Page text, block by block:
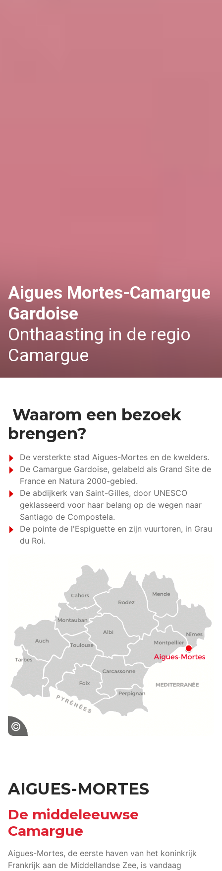
Aigues Mortes-Camargue
Gardoise
Onthaasting in de regio
Camargue
Waarom een bezoek
brengen?
De versterkte stad Aigues-Mortes en de kwelders.
De Camargue Gardoise, gelabeld als Grand Site de
France en Natura 2000-gebied.
De abdijkerk van Saint-Gilles, door UNESCO
geklasseerd voor haar belang op de wegen naar
Santiago de Compostela.
De pointe de l'Espiguette en zijn vuurtoren, in Grau
du Roi.
AIGUES-MORTES
De middeleeuwse
Camargue
Aigues-Mortes, de eerste haven van het koninkrijk
Frankrijk aan de Middellandse Zee, is vandaag